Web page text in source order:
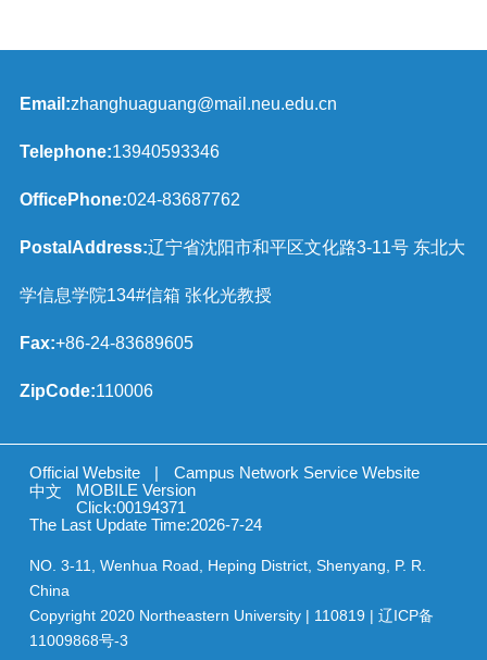
Email:zhanghuaguang@mail.neu.edu.cn
Telephone:13940593346
OfficePhone:024-83687762
PostalAddress:辽宁省沈阳市和平区文化路3-11号 东北大
学信息学院134#信箱 张化光教授
Fax:+86-24-83689605
ZipCode:110006
Official Website
Campus Network Service Website
中文
MOBILE Version
Click:00194371
The Last Update Time:2026-7-24
NO. 3-11, Wenhua Road, Heping District, Shenyang, P. R.
China
Copyright 2020 Northeastern University | 110819 | 辽ICP备
11009868号-3